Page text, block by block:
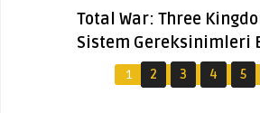
Total War: Three
Sistem Gereksinimleri
1 2 3 4 5